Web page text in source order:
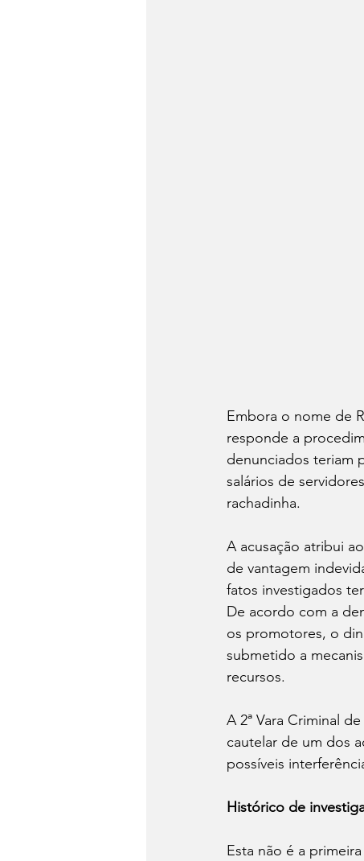
Embora o nome de
responde a
denunciados teriam
salários de
rachadinha.
A acusação atribui
de vantagem
fatos investigados
De acordo com a
os promotores, o
submetido a
recursos.
A 2ª Vara Criminal
cautelar de um dos
possíveis
Histórico de
Esta não é a